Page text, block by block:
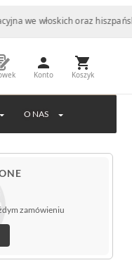
oraz hiszpańskich
Konto Koszyk
O NAS
zamówieniu